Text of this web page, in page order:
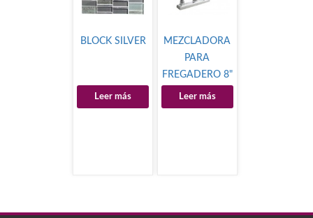
BLOCK SILVER
Leer más
MEZCLADORA
PARA
FREGADERO 8"
MOD.VP80064
Leer más